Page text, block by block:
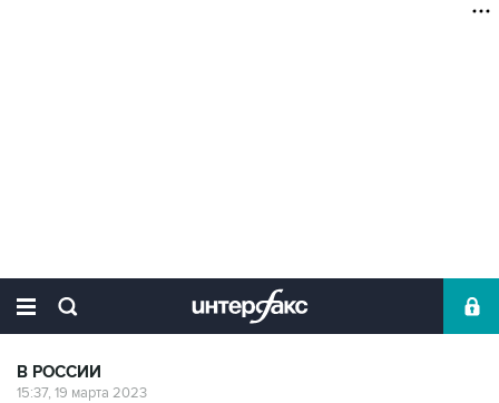
В РОССИИ
15:37, 19 марта 2023